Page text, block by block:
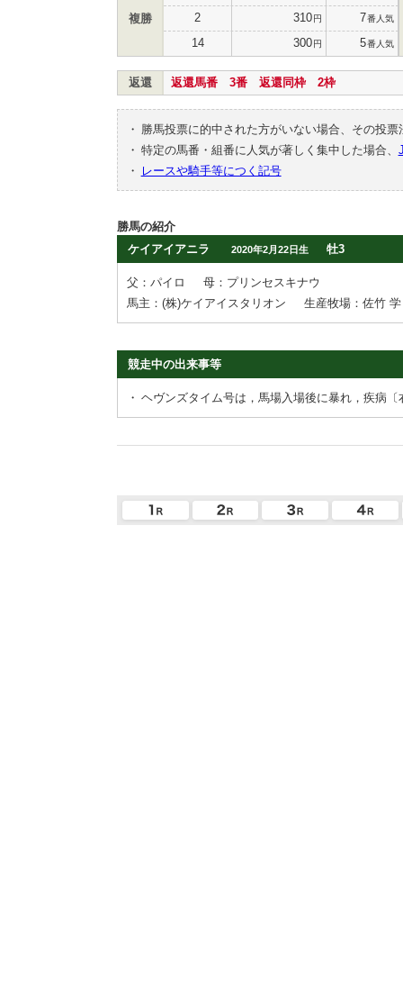
複勝 2 310円 7番人気
14 300円 5番人気
返還 返還馬番 3番 返還同枠 2枠
・
勝馬投票に的中された方がいない場合、その投
・ 特定の馬番・組番に人気が著しく集中した場合、
・
レースや騎手等につく記号
勝馬の紹介
ケイアイアニラ
2020年2月22日生 牡3
父：パイロ
母：プリンセスキナウ
馬主：(株)ケイアイスタリオン
生産牧場：佐竹 学
競走中の出来事等
・ ヘヴンズタイム号は，馬場入場後に暴れ，疾病